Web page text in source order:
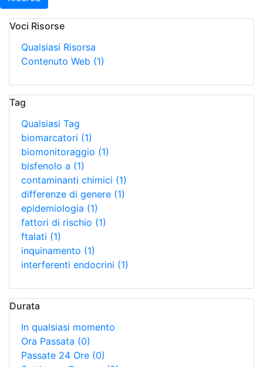
Voci Risorse
Qualsiasi Risorsa
Contenuto Web (1)
Tag
Qualsiasi Tag
biomarcatori (1)
biomonitoraggio (1)
bisfenolo a (1)
contaminanti chimici (1)
differenze di genere (1)
epidemiologia (1)
fattori di rischio (1)
ftalati (1)
inquinamento (1)
interferenti endocrini (1)
Durata
In qualsiasi momento
Ora Passata (0)
Passate 24 Ore (0)